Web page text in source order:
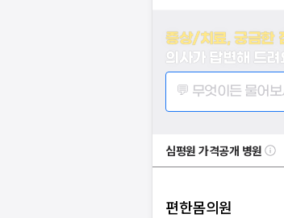
증상/치료, 궁금한
의사가 답변해 드려
💬 무엇이든 물어
심평원 가격공개 병원
편한몸의원